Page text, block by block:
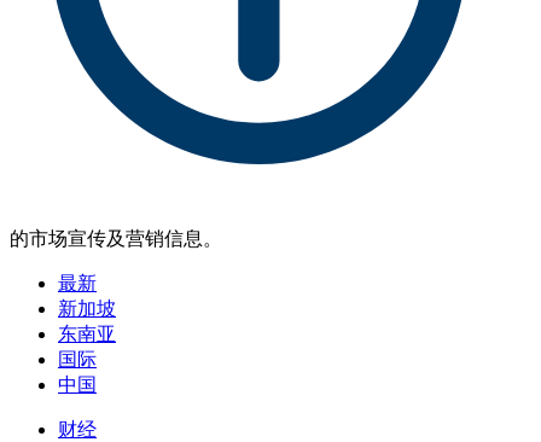
的市场宣传及营销信息。
最新
新加坡
东南亚
国际
中国
财经